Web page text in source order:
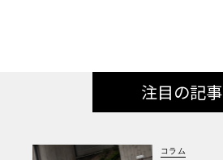
注目の記事
コラム